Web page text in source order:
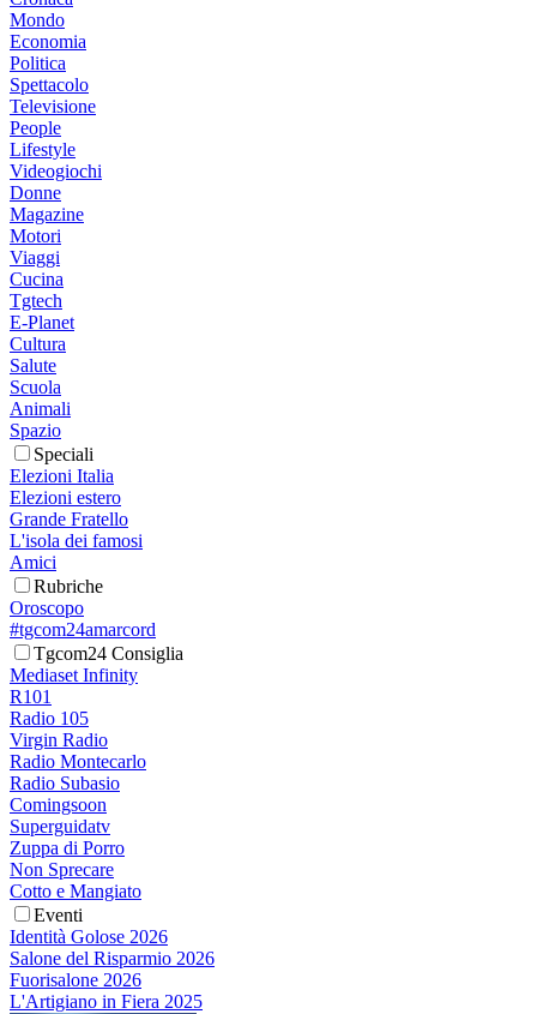
Mondo
Economia
Politica
Spettacolo
Televisione
People
Lifestyle
Videogiochi
Donne
Magazine
Motori
Viaggi
Cucina
Tgtech
E-Planet
Cultura
Salute
Scuola
Animali
Spazio
Speciali
Elezioni Italia
Elezioni estero
Grande Fratello
L'isola dei famosi
Amici
Rubriche
Oroscopo
#tgcom24amarcord
Tgcom24 Consiglia
Mediaset Infinity
R101
Radio 105
Virgin Radio
Radio Montecarlo
Radio Subasio
Comingsoon
Superguidatv
Zuppa di Porro
Non Sprecare
Cotto e Mangiato
Eventi
Identità Golose 2026
Salone del Risparmio 2026
Fuorisalone 2026
L'Artigiano in Fiera 2025